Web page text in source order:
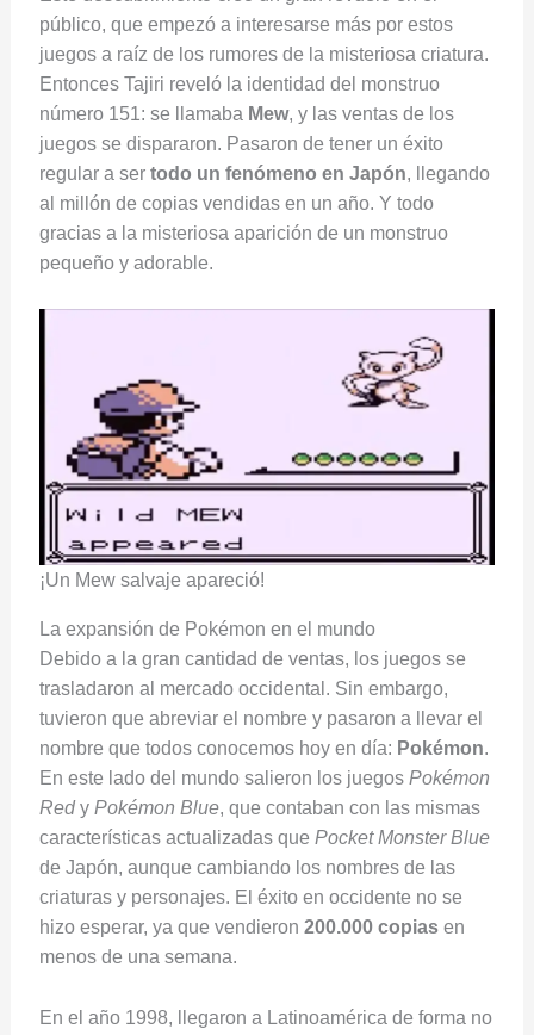
público, que empezó a interesarse más por estos
juegos a raíz de los rumores de la misteriosa criatura.
Entonces Tajiri reveló la identidad del monstruo
número 151: se llamaba Mew, y las ventas de los
juegos se dispararon. Pasaron de tener un éxito
regular a ser todo un fenómeno en Japón, llegando
al millón de copias vendidas en un año. Y todo
gracias a la misteriosa aparición de un monstruo
pequeño y adorable.
¡Un Mew salvaje apareció!
La expansión de Pokémon en el mundo
Debido a la gran cantidad de ventas, los juegos se
trasladaron al mercado occidental. Sin embargo,
tuvieron que abreviar el nombre y pasaron a llevar el
nombre que todos conocemos hoy en día: Pokémon.
En este lado del mundo salieron los juegos Pokémon
Redy Pokémon Blue, que contaban con las mismas
características actualizadas que Pocket Monster Blue
de Japón, aunque cambiando los nombres de las
criaturas y personajes. El éxito en occidente no se
hizo esperar, ya que vendieron 200.000 copiasen
menos de una semana.
En el año 1998, llegaron a Latinoamérica de forma no